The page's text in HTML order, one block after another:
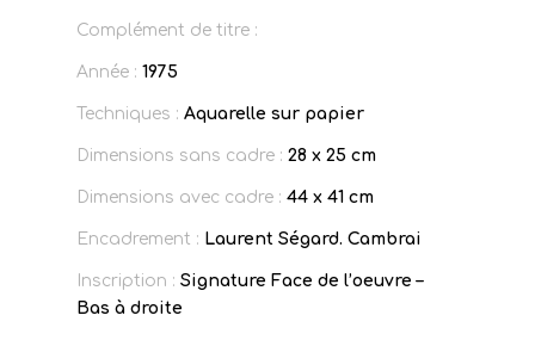
Complément de titre :
Année : 1975
Techniques : Aquarelle sur papier
Dimensions sans cadre : 28 x 25 cm
Dimensions avec cadre : 44 x 41 cm
Encadrement : Laurent Ségard. Cambrai
Inscription : Signature Face de l’oeuvre –
Bas à droite